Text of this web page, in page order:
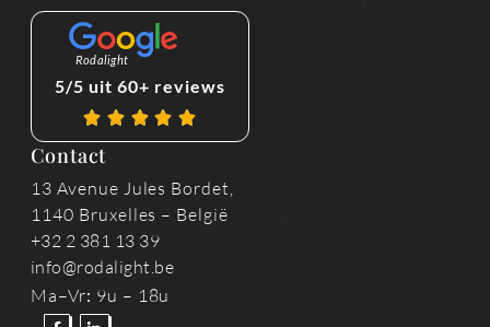
Rodalight
5/5 uit 60+ reviews
Contact
13 Avenue Jules Bordet,
1140 Bruxelles – België
+32 2 381 13 39
info@rodalight.be
Ma–Vr: 9u – 18u